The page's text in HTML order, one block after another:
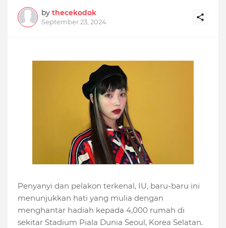
by thecekodok
September 23, 2024
Penyanyi dan pelakon terkenal, IU, baru-baru ini
menunjukkan hati yang mulia dengan
menghantar hadiah kepada 4,000 rumah di
sekitar Stadium Piala Dunia Seoul, Korea Selatan.